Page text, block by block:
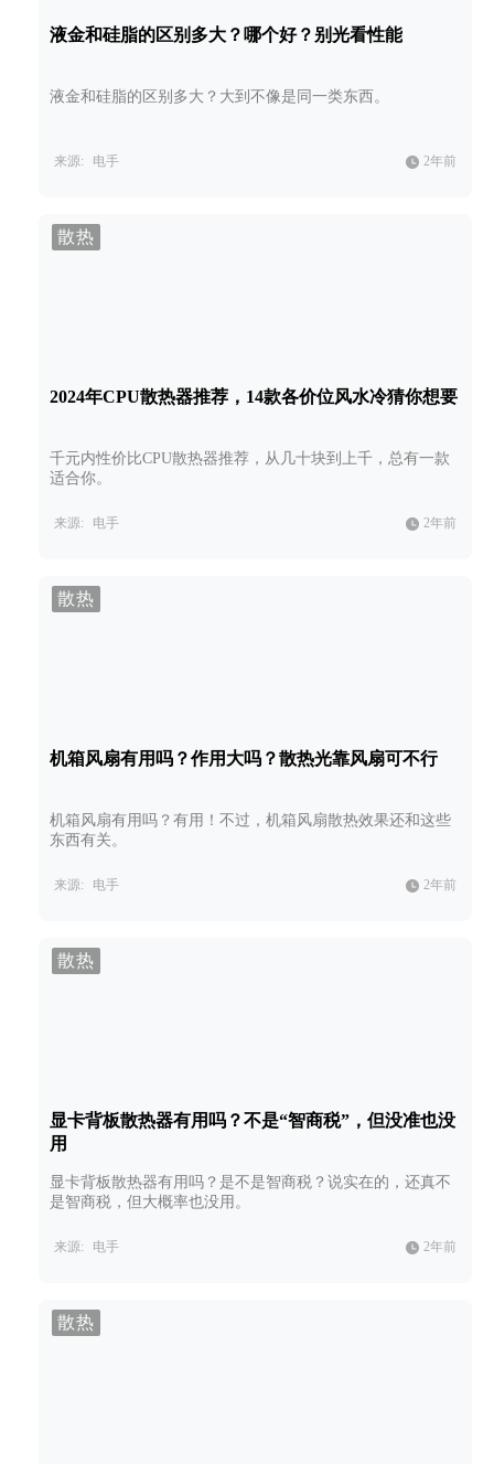
液金和硅脂的区别多大？哪个好？别光看性能
液金和硅脂的区别多大？大到不像是同一类东西。
来源: 电手 2年前
散热
2024年CPU散热器推荐，14款各价位风水冷猜你想要
千元内性价比CPU散热器推荐，从几十块到上千，总有一款
适合你。
来源: 电手 2年前
散热
机箱风扇有用吗？作用大吗？散热光靠风扇可不行
机箱风扇有用吗？有用！不过，机箱风扇散热效果还和这些
东西有关。
来源: 电手 2年前
散热
显卡背板散热器有用吗？不是“智商税”，但没准也没
用
显卡背板散热器有用吗？是不是智商税？说实在的，还真不
是智商税，但大概率也没用。
来源: 电手 2年前
散热